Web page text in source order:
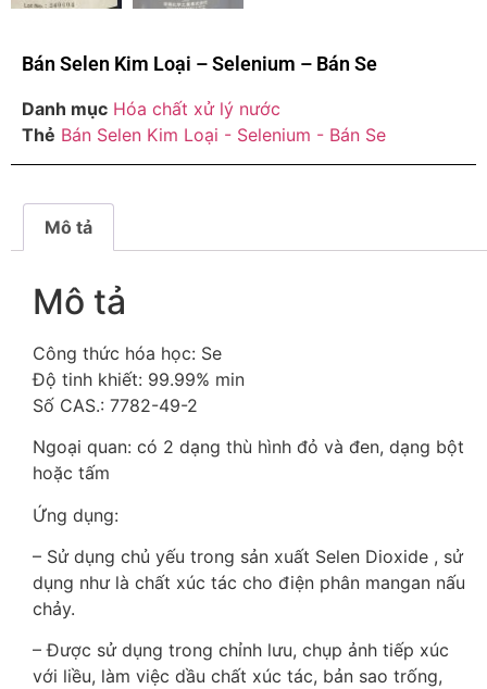
Bán Selen Kim Loại – Selenium – Bán Se
Danh mục Hóa chất xử lý nước
Thẻ Bán Selen Kim Loại - Selenium - Bán Se
Mô tả
Mô tả
Công thức hóa học: Se
Độ tinh khiết: 99.99% min
Số CAS.: 7782-49-2
Ngoại quan: có 2 dạng thù hình đỏ và đen, dạng bột
hoặc tấm
Ứng dụng:
– Sử dụng chủ yếu trong sản xuất Selen Dioxide , sử
dụng như là chất xúc tác cho điện phân mangan nấu
chảy.
– Được sử dụng trong chỉnh lưu, chụp ảnh tiếp xúc
với liều, làm việc dầu chất xúc tác, bản sao trống,